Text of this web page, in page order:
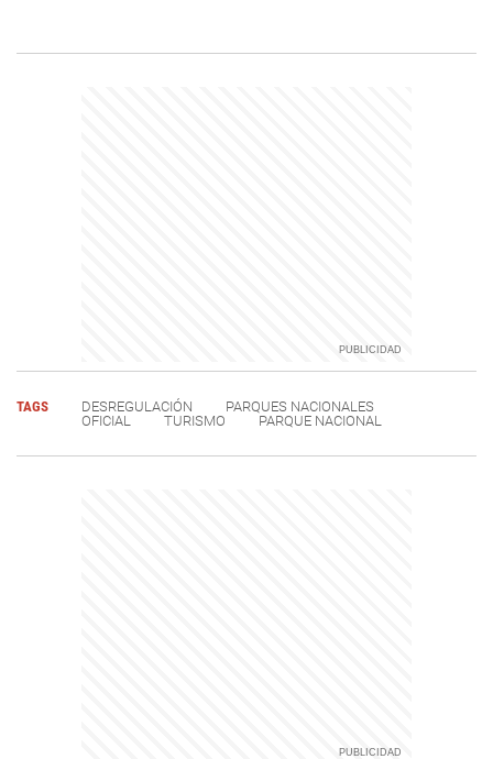
TAGS DESREGULACIÓN
PARQUES NACIONALES
OFICIAL
TURISMO PARQUE NACIONAL